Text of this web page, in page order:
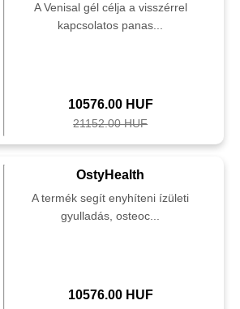
A Venisal gél célja a visszérrel
kapcsolatos panas...
10576.00 HUF
21152.00 HUF
OstyHealth
A termék segít enyhíteni ízületi
gyulladás, osteoc...
10576.00 HUF